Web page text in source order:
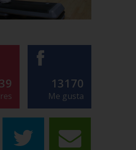
13170
Me gusta